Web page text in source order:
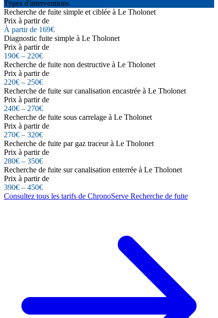
Types d'interventions
Recherche de fuite simple et ciblée à Le Tholonet
Prix à partir de
À partir de 169€
Diagnostic fuite simple à Le Tholonet
Prix à partir de
190€ – 220€
Recherche de fuite non destructive à Le Tholonet
Prix à partir de
220€ – 250€
Recherche de fuite sur canalisation encastrée à Le Tholonet
Prix à partir de
240€ – 270€
Recherche de fuite sous carrelage à Le Tholonet
Prix à partir de
270€ – 320€
Recherche de fuite par gaz traceur à Le Tholonet
Prix à partir de
280€ – 350€
Recherche de fuite sur canalisation enterrée à Le Tholonet
Prix à partir de
390€ – 450€
Consultez tous les tarifs de ChronoServe Recherche de fuite